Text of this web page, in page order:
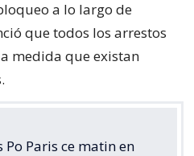
a lo largo de
que todos los arrestos
medida que existan
Po Paris ce matin en